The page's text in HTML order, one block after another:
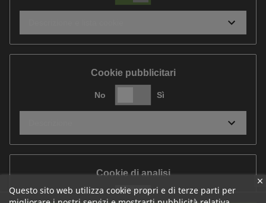
Questo sito web utilizza cookie propri e di terze parti per
Cookie pubblicitari
No Sì
Cookie di analisi
No Sì